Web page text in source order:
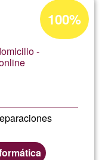
-
Porcentaje
de
aceptación
100%